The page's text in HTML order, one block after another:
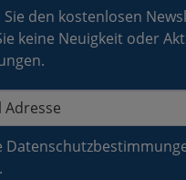
den kostenlosen
keine Neuigkeit oder